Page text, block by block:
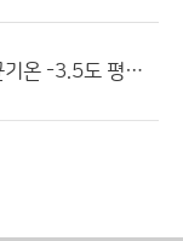
미국 보스턴 1816년 7월 평균기온 -3.5도 평년보다 25.5도 낮아